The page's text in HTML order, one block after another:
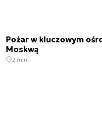
Pożar w kluczowym
Moskwą
2 min.